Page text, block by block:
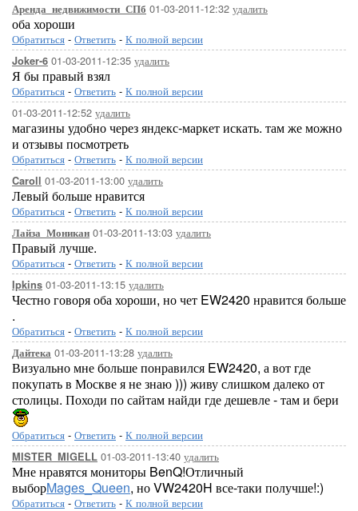
Аренда_недвижимости_СПб 01-03-2011-12:32 удалить
оба хороши
Обратиться - Ответить - К полной версии
Joker-6 01-03-2011-12:35 удалить
Я бы правый взял
Обратиться - Ответить - К полной версии
01-03-2011-12:52 удалить
магазины удобно через яндекс-маркет искать. там же можно
и отзывы посмотреть
Обратиться - Ответить - К полной версии
Caroll 01-03-2011-13:00 удалить
Левый больше нравится
Обратиться - Ответить - К полной версии
Лайза_Моникан 01-03-2011-13:03 удалить
Правый лучше.
Обратиться - Ответить - К полной версии
Ipkins 01-03-2011-13:15 удалить
Честно говоря оба хороши, но чет EW2420 нравится больше
.
Обратиться - Ответить - К полной версии
Дайтека 01-03-2011-13:28 удалить
Визуально мне больше понравился EW2420, а вот где
покупать в Москве я не знаю ))) живу слишком далеко от
столицы. Походи по сайтам найди где дешевле - там и бери
Обратиться - Ответить - К полной версии
MISTER_MIGELL 01-03-2011-13:40 удалить
Мне нравятся мониторы BenQ!Отличный
выборMages_Queen, но VW2420H все-таки получше!:)
Обратиться - Ответить - К полной версии